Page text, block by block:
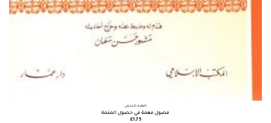
الفقه الحنفي
فصول مهمة في حصول المتمة
£1.75